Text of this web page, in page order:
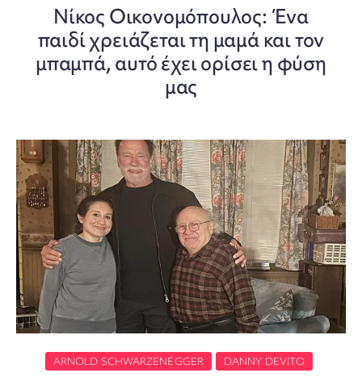
Νίκος Οικονομόπουλος: Ένα
παιδί χρειάζεται τη μαμά και τον
μπαμπά, αυτό έχει ορίσει η φύση
μας
ARNOLD SCHWARZENEGGER DANNY DEVITO